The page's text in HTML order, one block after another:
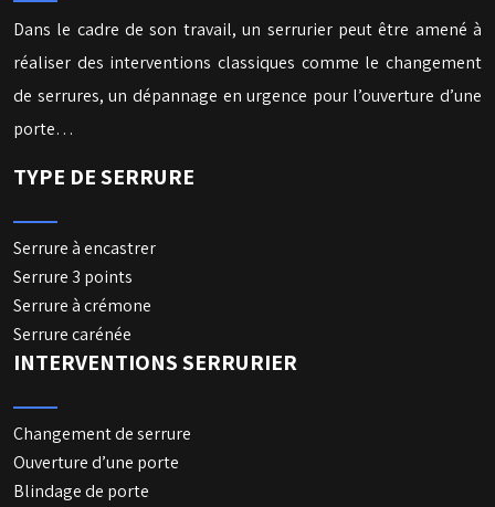
Dans le cadre de son travail, un serrurier peut être amené à
réaliser des interventions classiques comme le changement
de serrures, un dépannage en urgence pour l’ouverture d’une
porte…
TYPE DE SERRURE
Serrure à encastrer
Serrure 3 points
Serrure à crémone
Serrure carénée
INTERVENTIONS SERRURIER
Changement de serrure
Ouverture d’une porte
Blindage de porte